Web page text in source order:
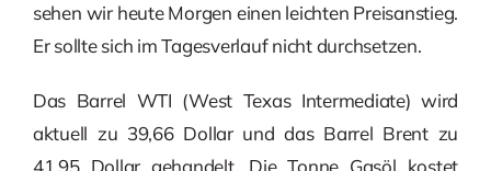
sehen wir heute Morgen einen leichten Preisanstieg.
Er sollte sich im Tagesverlauf nicht durchsetzen.
Das Barrel WTI (West Texas Intermediate) wird
aktuell zu 39,66 Dollar und das Barrel Brent zu